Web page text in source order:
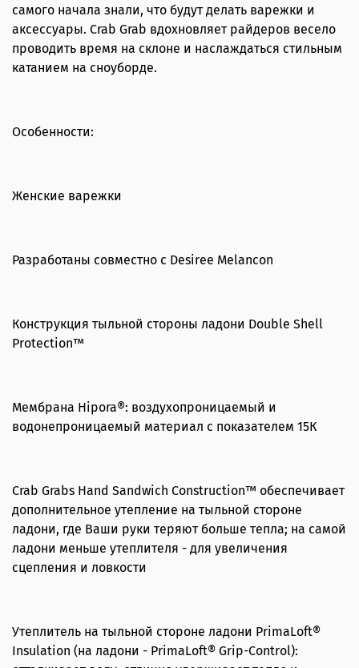
самого начала знали, что будут делать варежки и
аксессуары. Crab Grab вдохновляет райдеров весело
проводить время на склоне и наслаждаться стильным
катанием на сноуборде.
Особенности:
Женские варежки
Разработаны совместно с Desiree Melancon
Конструкция тыльной стороны ладони Double Shell
Protection™
Мембрана Hipora®: воздухопроницаемый и
водонепроницаемый материал с показателем 15К
Crab Grabs Hand Sandwich Construction™ обеспечивает
дополнительное утепление на тыльной стороне
ладони, где Ваши руки теряют больше тепла; на самой
ладони меньше утеплителя - для увеличения
сцепления и ловкости
Утеплитель на тыльной стороне ладони PrimaLoft®
Insulation (на ладони - PrimaLoft® Grip-Control):